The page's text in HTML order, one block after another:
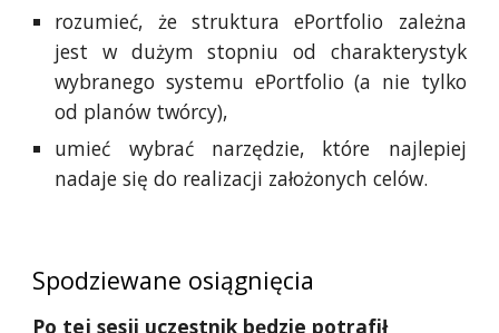
rozumieć, że struktura ePortfolio zależna
jest w dużym stopniu od charakterystyk
wybranego systemu ePortfolio (a nie tylko
od planów twórcy),
umieć wybrać narzędzie, które najlepiej
nadaje się do realizacji założonych celów.
Spodziewane osiągnięcia
Po tej sesji uczestnik będzie potrafił